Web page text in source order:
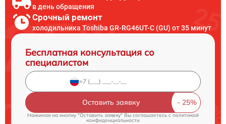
в день обращения
Срочный ремонт
холодильника Toshiba GR-RG46UT-C (GU) от 35 минут
Бесплатная консультация со
специалистом
Оставить заявку
Нажимая на кнопку "Оставить заявку" Вы соглашаетесь cполитикой
конфиденциальности